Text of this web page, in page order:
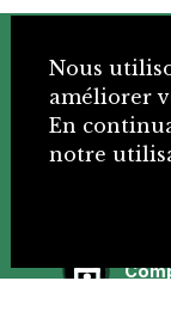
+41
Nous
améliorer
En
notre